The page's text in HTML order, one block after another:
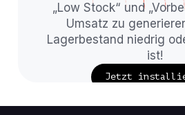
„Low Stock“ und
Umsatz zu
Lagerbestand niedrig
ist!
Jetzt